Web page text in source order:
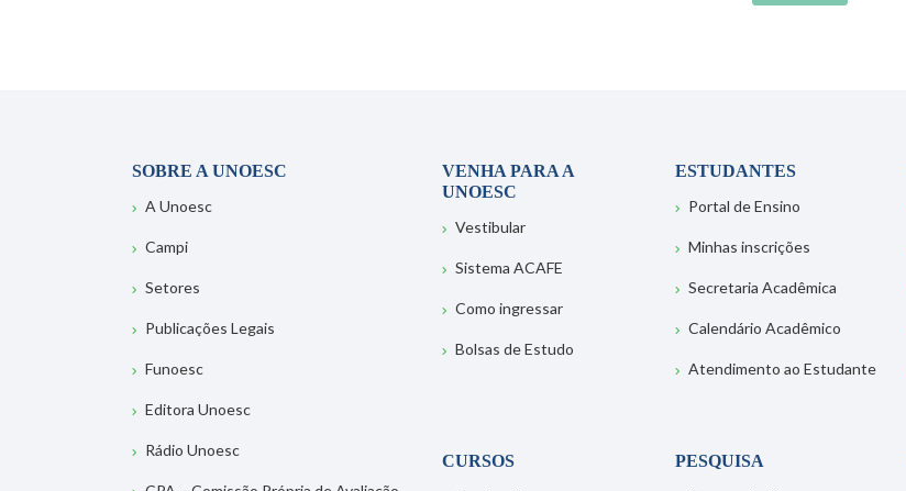
SOBRE A UNOESC
A Unoesc
Campi
Setores
Publicações Legais
Funoesc
Editora Unoesc
Rádio Unoesc
VENHA PARA A
UNOESC
Vestibular
Sistema ACAFE
Como ingressar
Bolsas de Estudo
ESTUDANTES
Portal de Ensino
Minhas inscrições
Secretaria Acadêmica
Calendário Acadêmico
Atendimento ao Estudante
CURSOS
PESQUISA